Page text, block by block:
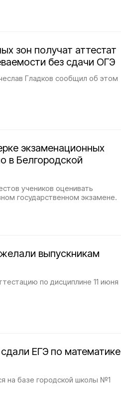
зон получат аттестат
без сдачи ОГЭ
Гладков сообщил об этом
экзаменационных
в Белгородской
учеников оценивать
государственном экзамене.
выпускникам
по дисциплине 11 июня
ЕГЭ по математике
на базе городской школы №1